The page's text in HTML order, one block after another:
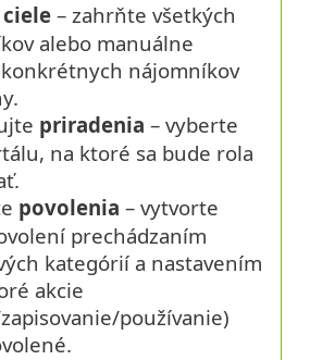
ciele – zahrňte všetkých
alebo manuálne
nájomníkov
priradenia – vyberte
na ktoré sa bude rola
povolenia – vytvorte
prechádzaním
kategórií a nastavením
akcie
používanie)